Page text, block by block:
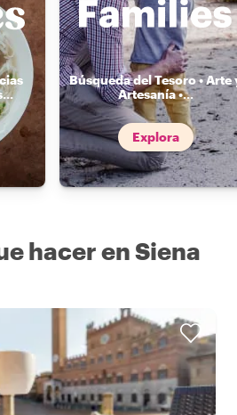
...
Búsqueda del Tesoro • Arte
Artesanía •...
Explora
hacer en Siena